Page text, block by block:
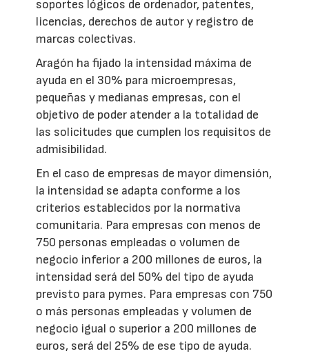
soportes lógicos de ordenador, patentes,
licencias, derechos de autor y registro de
marcas colectivas.
Aragón ha fijado la intensidad máxima de
ayuda en el 30% para microempresas,
pequeñas y medianas empresas, con el
objetivo de poder atender a la totalidad de
las solicitudes que cumplen los requisitos de
admisibilidad.
En el caso de empresas de mayor dimensión,
la intensidad se adapta conforme a los
criterios establecidos por la normativa
comunitaria. Para empresas con menos de
750 personas empleadas o volumen de
negocio inferior a 200 millones de euros, la
intensidad será del 50% del tipo de ayuda
previsto para pymes. Para empresas con 750
o más personas empleadas y volumen de
negocio igual o superior a 200 millones de
euros, será del 25% de ese tipo de ayuda.